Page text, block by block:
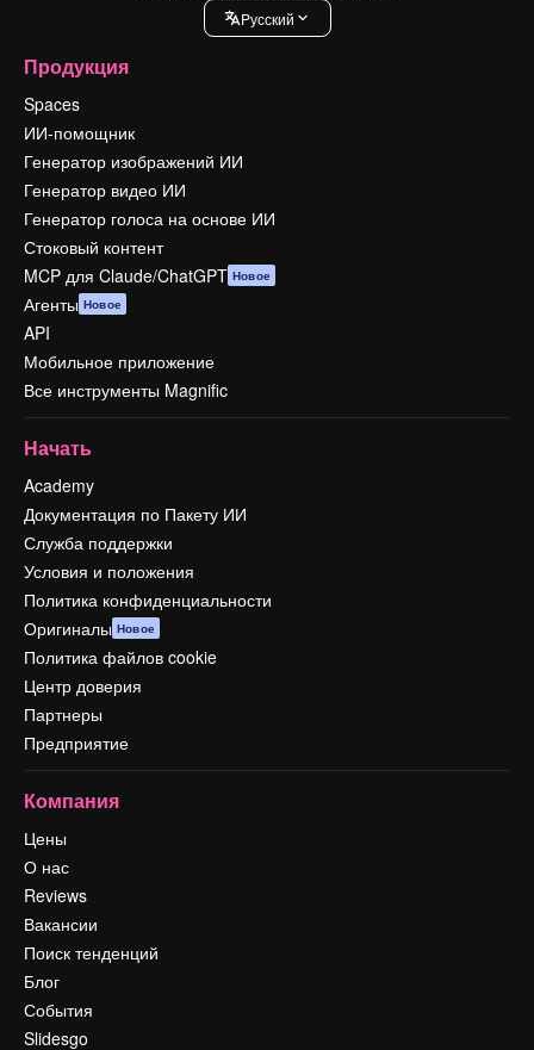
Pусский
Продукция
Spaces
ИИ-помощник
Генератор изображений ИИ
Генератор видео ИИ
Генератор голоса на основе ИИ
Стоковый контент
MCP для Claude/ChatGPT Новое
Агенты Новое
API
Мобильное приложение
Все инструменты Magnific
Начать
Academy
Документация по Пакету ИИ
Служба поддержки
Условия и положения
Политика конфиденциальности
Оригиналы Новое
Политика файлов cookie
Центр доверия
Партнеры
Предприятие
Компания
Цены
О нас
Reviews
Вакансии
Поиск тенденций
Блог
События
Slidesgo